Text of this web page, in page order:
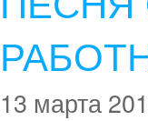
13 марта